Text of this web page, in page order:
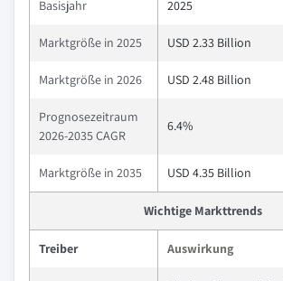
Basisjahr 2025
Marktgröße in 2025 USD 2.33 Billion
Marktgröße in 2026 USD 2.48 Billion
Prognosezeitraum
2026-2035 CAGR
6.4%
Marktgröße in 2035 USD 4.35 Billion
Wichtige Markttrends
Treiber Auswirkung